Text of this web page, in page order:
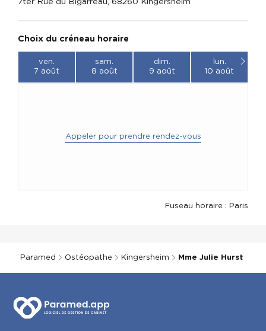
Choix du créneau horaire
ven.
7 août
sam.
8 août
dim.
9 août
lun.
10 août
Appeler pour prendre rendez-vous
Fuseau horaire : Paris
Paramed Ostéopathe Kingersheim Mme Julie Hurst